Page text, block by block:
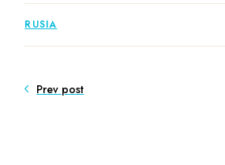
RUSIA
Prev post